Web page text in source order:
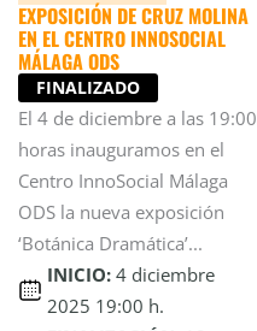
EXPOSICIÓN DE CRUZ MOLINA
EN EL CENTRO INNOSOCIAL
MÁLAGA ODS
FINALIZADO
El 4 de diciembre a las 19:00
horas inauguramos en el
Centro InnoSocial Málaga
ODS la nueva exposición
‘Botánica Dramática’...
INICIO: 4 diciembre
2025 19:00 h.